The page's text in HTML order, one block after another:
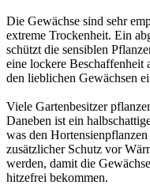
Die Gewächse sind sehr
extreme Trockenheit. Ein
schützt die sensiblen
eine lockere Beschaffenheit
den lieblichen Gewächsen
Viele Gartenbesitzer
Daneben ist ein
was den
zusätzlicher Schutz vor
werden, damit die
hitzefrei bekommen.